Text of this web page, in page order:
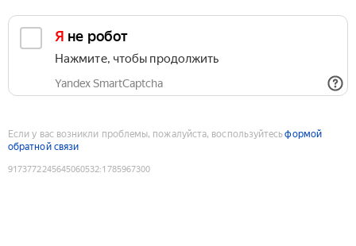
Я не робот
Нажмите, чтобы продолжить
Yandex SmartCaptcha
Если у вас возникли проблемы, пожалуйста, воспользуйтесьформой
обратной связи
9173772245645060532:1785967300